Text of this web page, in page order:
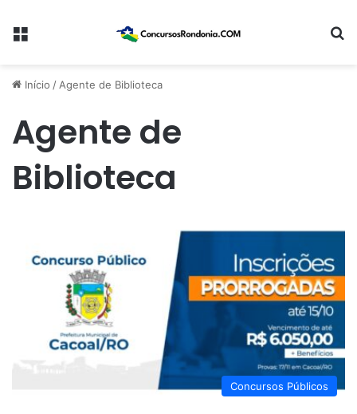
Menu
Início /Agente de Biblioteca
Agente de
Biblioteca
Concursos Públicos